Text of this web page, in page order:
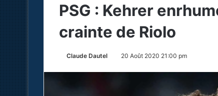
PSG : Kehrer
crainte de Riolo
Claude Dautel 20 Août 2020 21:00 pm